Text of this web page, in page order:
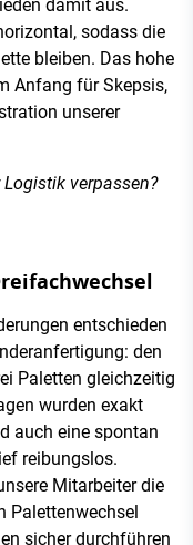
damit aus.
sodass die
bleiben. Das hohe
Anfang für Skepsis,
unserer
verpassen?
entschieden
den
Paletten gleichzeitig
wurden exakt
auch eine spontan
reibungslos.
Mitarbeiter die
Palettenwechsel
sicher durchführen